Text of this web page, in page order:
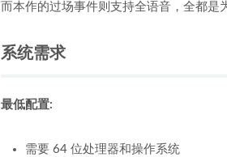
而本作的过场事件则支持全语音，全都是
系统需求
最低配置:
需要 64 位处理器和操作系统